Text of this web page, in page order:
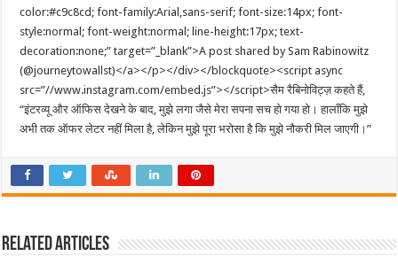
color:#c9c8cd; font-family:Arial,sans-serif; font-size:14px; font-
style:normal; font-weight:normal; line-height:17px; text-
decoration:none;” target=”_blank”>A post shared by Sam Rabinowitz
(@journeytowallst)</a></p></div></blockquote><script async
src=”//www.instagram.com/embed.js”></script>सैम रैबिनोविट्ज़ कहते हैं,
“इंटरव्यू और ऑफिस देखने के बाद, मुझे लगा जैसे मेरा सपना सच हो गया हो। हालाँकि मुझे
अभी तक ऑफर लेटर नहीं मिला है, लेकिन मुझे पूरा भरोसा है कि मुझे नौकरी मिल जाएगी।”
Related Articles